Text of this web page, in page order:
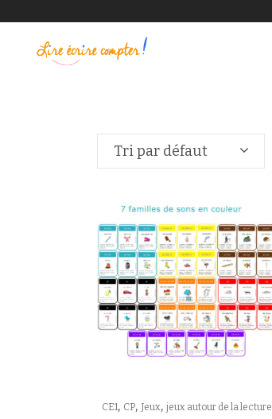
Tri par défaut
CE1, CP, Jeux,jeux autour de la lecture